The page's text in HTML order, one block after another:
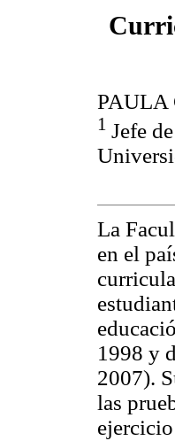
PAULA
1 Jefe
La
en el
1998 y
2007).
las